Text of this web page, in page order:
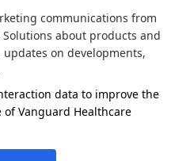
communications from
about products and
on developments,
data to improve the
Vanguard Healthcare